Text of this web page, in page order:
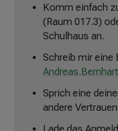
Komm einfach
(Raum 017.3)
Schulhaus an.
Schreib mir eine
Sprich eine
andere